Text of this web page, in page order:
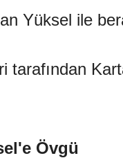
Yüksel ile
tarafından
Övgü